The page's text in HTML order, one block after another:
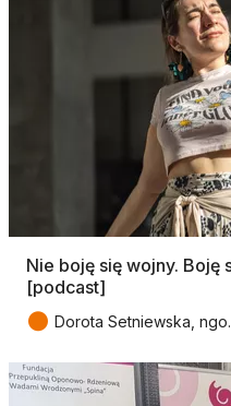
Nie boję się wojny. Boję
[podcast]
● Dorota Setniewska,